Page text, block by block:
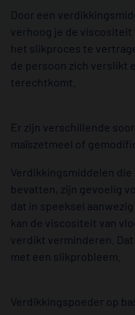
Door een
verhoog je de viscositeit
het slikproces te
de persoon zich verslikt
terechtkomt.
Er zijn verschillende
maïszetmeel of
Verdikkingsmiddelen
bevatten, zijn gevoelig
dat in speeksel
kan de viscositeit van
verdikt verminderen.
met een slikprobleem.
Verdikkingspoeder op